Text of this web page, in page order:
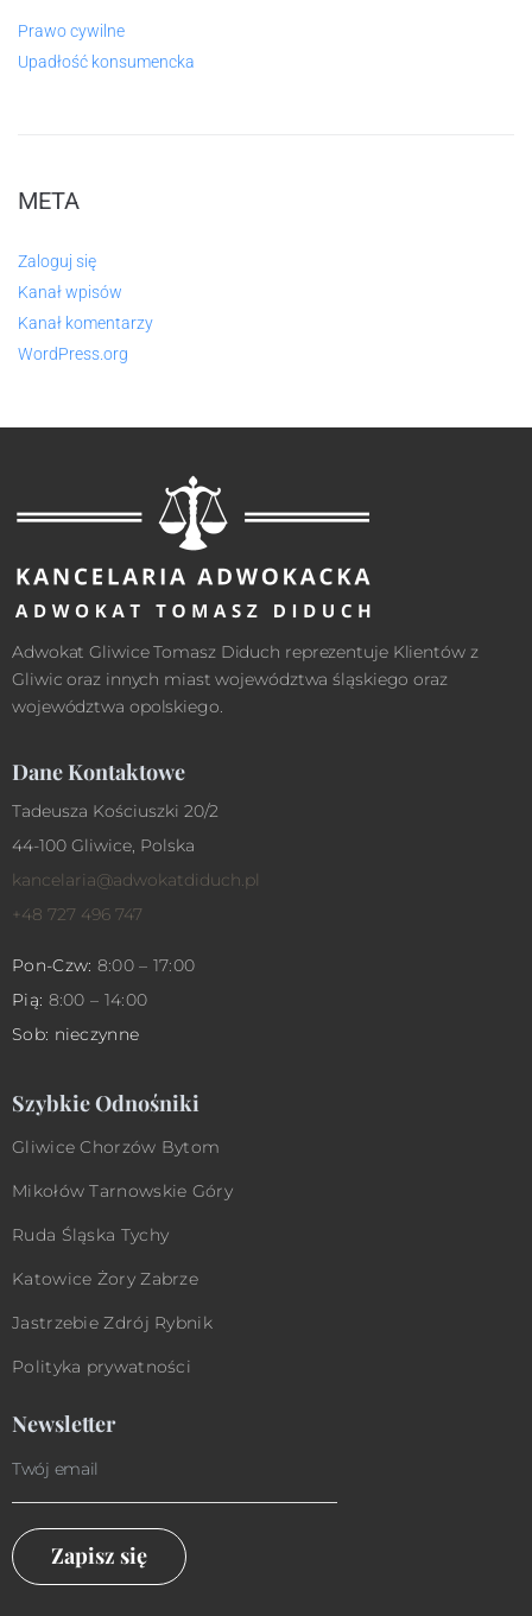
Prawo cywilne
Upadłość konsumencka
META
Zaloguj się
Kanał wpisów
Kanał komentarzy
WordPress.org
Adwokat Gliwice Tomasz Diduch reprezentuje Klientów z
Gliwic oraz innych miast województwa śląskiego oraz
województwa opolskiego.
Dane Kontaktowe
Tadeusza Kościuszki 20/2
44-100 Gliwice, Polska
kancelaria@adwokatdiduch.pl
+48 727 496 747
Pon-Czw: 8:00 – 17:00
Pią: 8:00 – 14:00
Sob: nieczynne
Szybkie Odnośniki
Gliwice Chorzów Bytom
Mikołów Tarnowskie Góry
Ruda Śląska Tychy
Katowice Żory Zabrze
Jastrzebie Zdrój Rybnik
Polityka prywatności
Newsletter
Zapisz się